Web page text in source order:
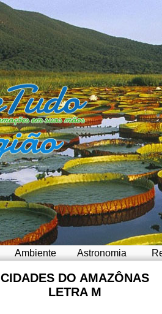
Ambiente Astronomia
CIDADES DO AMAZÔNAS
LETRA M